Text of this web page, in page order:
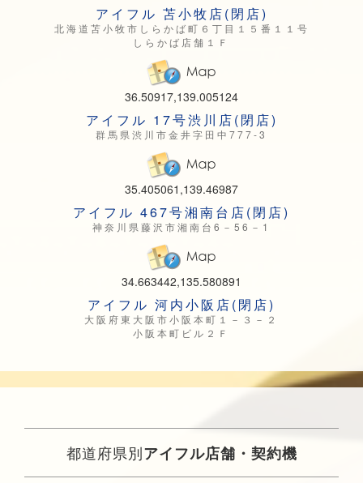
アイフル 苫小牧店(閉店)
北海道苫小牧市しらかば町６丁目１５番１１号
しらかば店舗１Ｆ
36.50917,139.005124
アイフル 17号渋川店(閉店)
群馬県渋川市金井字田中777-3
35.405061,139.46987
アイフル 467号湘南台店(閉店)
神奈川県藤沢市湘南台6－56－1
34.663442,135.580891
アイフル 河内小阪店(閉店)
大阪府東大阪市小阪本町１－３－２
小阪本町ビル２Ｆ
都道府県別アイフル店舗・契約機